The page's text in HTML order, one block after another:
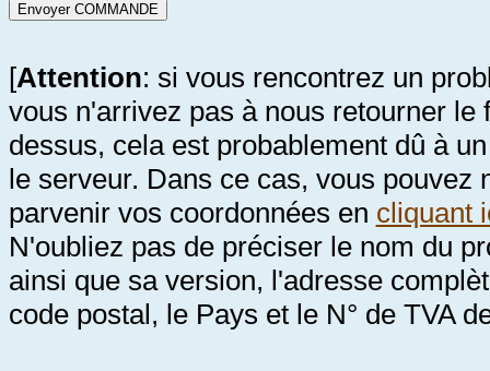
[Attention: si vous rencontrez un
vous n'arrivez pas à nous retourner le
dessus, cela est probablement dû à
le serveur. Dans ce cas, vous pouvez
parvenir vos coordonnées en cliquant
N'oubliez pas de préciser le nom du
ainsi que sa version, l'adresse
code postal, le Pays et le N° de TVA